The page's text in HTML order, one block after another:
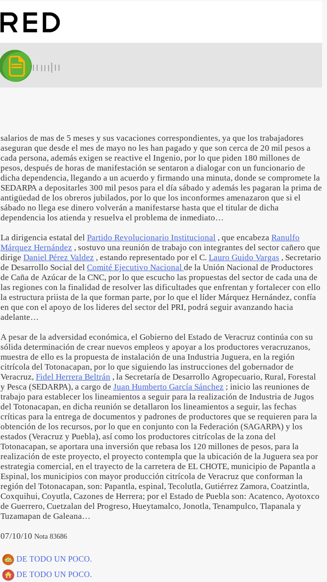
salarios de mas de 5 meses y sus vacaciones correspondientes, ya que los trabajadores
aseguran que desde el mes de mayo no les han pagado y que son cerca de 20 mil pesos a
cada persona, además exigen se reactive el Ingenio, por lo que piden 180 millones de
pesos, después de horas de manifestación se sentaron a dialogar con un funcionario de
dicha dependencia, llegando a un acuerdo y firmando una minuta, donde se compromete la
SEDARPA a depositarles 300 mil pesos para el día sábado y además les pagaran la prima de
antigüedad de los obreros jubilados, por lo que los inconformes amenazaron que si el
sábado no llega ese dinero volverán a manifestarse hasta que el titular de dicha
dependencia los atienda y resuelva el problema de inmediato…
La dirigencia estatal del Partido Revolucionario Institucional , que encabeza Ranulfo
Márquez Hernández , sostuvo una reunión de trabajo con integrantes del sector cañero que
dirige Daniel Pérez Valdez , estando representado por el C. Lauro Guido Vargas , Secretario
de Desarrollo Social del Comité Ejecutivo Nacional de la Unión Nacional de Productores
de Caña de Azúcar de la CNC, por lo que escucho las propuestas del sector de cada una de
las regiones con la finalidad de resolver las dificultades que enfrentan y fortalecer con ello
la estructura priista de la que forman parte, por lo que el líder Márquez Hernández, confía
en que con el apoyo de los lideres del sector del PRI, podrá seguir avanzando hacia
adelante…
A pesar de la adversidad económica, el Gobierno del Estado de Veracruz continúa con su
sólida determinación de crear nuevos empleos y apoyar a los productores veracruzanos,
muestra de ello es la propuesta de instalación de una Industria Juguera, en la región
citrícola del Totonacapan, por lo que siguiendo las instrucciones del gobernador de
Veracruz, Fidel Herrera Beltrán , la Secretaría de Desarrollo Agropecuario, Rural, Forestal
y Pesca (SEDARPA), a cargo de Juan Humberto García Sánchez ; inicio las reuniones de
trabajo para establecer los lineamientos a seguir para la realización de Industria de Jugos
del Totonacapan, en dicha reunión se detallaron los lineamientos a seguir, las fechas
críticas para la entrega de documentos y padrones de productores que se requieren para la
obtención de los recursos, por lo que en conjunto con la Federación (SAGARPA) y los
estados (Veracruz y Puebla), así como los productores citrícolas de la zona del
Totonacapan, se aportara una inversión que rebasa los 120 millones de pesos, para la
realización de este proyecto, el proyecto contempla que la ubicación de la Juguera sea por
estrategia comercial, en el trayecto de la carretera de EL CHOTE, municipio de Papantla a
Espinal, los municipios con mayor producción citrícola de Veracruz que conforman la
región del Totonacapan, son: Papantla, espinal, Tecolutla, Gutiérrez Zamora, Coatzintla,
Coxquihui, Coyutla, Cazones de Herrera; por el Estado de Puebla son: Acatenco, Ayotoxco
de Guerrero, Cuetzalan del Progreso, Hueytamalco, Jonotla, Tenampulco, Tlapanala y
Tuzamapan de Galeana…
07/10/10 Nota 83686
DE TODO UN POCO.
DE TODO UN POCO.